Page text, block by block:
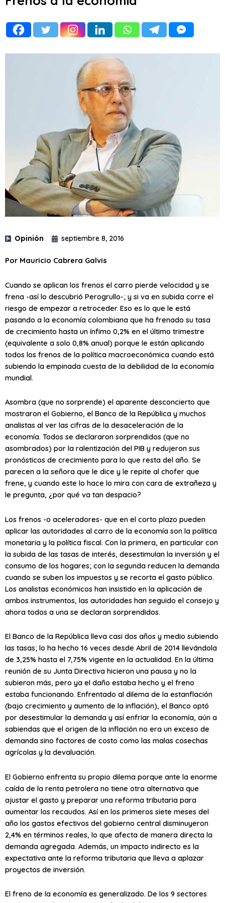
Opinión septiembre 8, 2016
Por Mauricio Cabrera Galvis
Cuando se aplican los frenos el carro pierde velocidad y se
frena -así lo descubrió Perogrullo-; y si va en subida corre el
riesgo de empezar a retroceder. Eso es lo que le está
pasando a la economía colombiana que ha frenado su tasa
de crecimiento hasta un ínfimo 0,2% en el último trimestre
(equivalente a solo 0,8% anual) porque le están aplicando
todos los frenos de la política macroeconómica cuando está
subiendo la empinada cuesta de la debilidad de la economía
mundial.
Asombra (que no sorprende) el aparente desconcierto que
mostraron el Gobierno, el Banco de la República y muchos
analistas al ver las cifras de la desaceleración de la
economía. Todos se declararon sorprendidos (que no
asombrados) por la ralentización del PIB y redujeron sus
pronósticos de crecimiento para lo que resta del año. Se
parecen a la señora que le dice y le repite al chofer que
frene, y cuando este lo hace lo mira con cara de extrañeza y
le pregunta, ¿por qué va tan despacio?
Los frenos -o aceleradores- que en el corto plazo pueden
aplicar las autoridades al carro de la economía son la política
monetaria y la política fiscal. Con la primera, en particular con
la subida de las tasas de interés, desestimulan la inversión y el
consumo de los hogares; con la segunda reducen la demanda
cuando se suben los impuestos y se recorta el gasto público.
Los analistas económicos han insistido en la aplicación de
ambos instrumentos, las autoridades han seguido el consejo y
ahora todos a una se declaran sorprendidos.
El Banco de la República lleva casi dos años y medio subiendo
las tasas; lo ha hecho 16 veces desde Abril de 2014 llevándola
de 3,25% hasta el 7,75% vigente en la actualidad. En la última
reunión de su Junta Directiva hicieron una pausa y no la
subieron más, pero ya el daño estaba hecho y el freno
estaba funcionando. Enfrentado al dilema de la estanflación
(bajo crecimiento y aumento de la inflación), el Banco optó
por desestimular la demanda y así enfriar la economía, aún a
sabiendas que el origen de la inflación no era un exceso de
demanda sino factores de costo como las malas cosechas
agrícolas y la devaluación.
El Gobierno enfrenta su propio dilema porque ante la enorme
caída de la renta petrolera no tiene otra alternativa que
ajustar el gasto y preparar una reforma tributaria para
aumentar los recaudos. Así en los primeros siete meses del
año los gastos efectivos del gobierno central disminuyeron
2,4% en términos reales, lo que afecta de manera directa la
demanda agregada. Además, un impacto indirecto es la
expectativa ante la reforma tributaria que lleva a aplazar
proyectos de inversión.
El freno de la economía es generalizado. De los 9 sectores